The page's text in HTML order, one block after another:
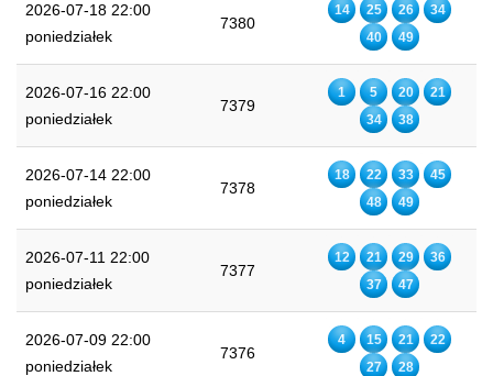
2026-07-18 22:00
poniedziałek
7380
14 25 26
34
40
49
2026-07-16 22:00
poniedziałek
7379
1 5 20
21
34
38
2026-07-14 22:00
poniedziałek
7378
18 22 33
45
48
49
2026-07-11 22:00
poniedziałek
7377
12 21 29
36
37
47
2026-07-09 22:00
poniedziałek
7376
4 15 21
22
27
28